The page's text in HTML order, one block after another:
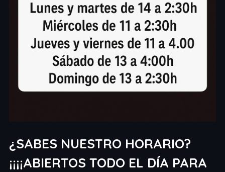
¿SABES NUESTRO HORARIO?
¡¡¡¡ABIERTOS TODO EL DÍA PARA